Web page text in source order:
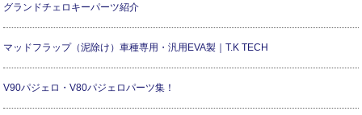
グランドチェロキーパーツ紹介
マッドフラップ（泥除け）車種専用・汎用EVA製｜T.K TECH
V90パジェロ・V80パジェロパーツ集！